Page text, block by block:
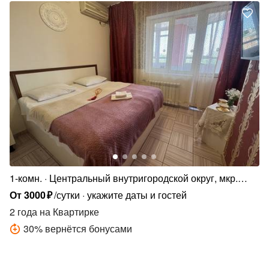
1-комн.
Центральный внутригородской округ, мкр.
Центральный, Карасунская ул., 184
От3000₽/сутки укажите даты и гостей
2 года на Квартирке
30% вернётся бонусами